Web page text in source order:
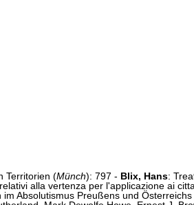
Territorien (Münch): 797 - Blix, Hans:
alla vertenza per l'applicazione ai
Absolutismus Preußens und